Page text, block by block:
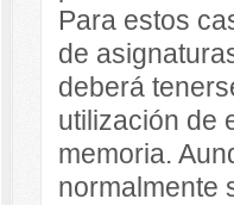
Para estos
de
deberá
utilización de
memoria.
normalmente